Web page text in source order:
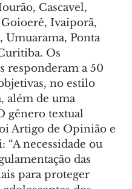
Cascavel,
Ivaiporã,
Umuarama, Ponta
Os
responderam a 50
no estilo
além de uma
gênero textual
Artigo de Opinião e
“A necessidade ou
das
para proteger